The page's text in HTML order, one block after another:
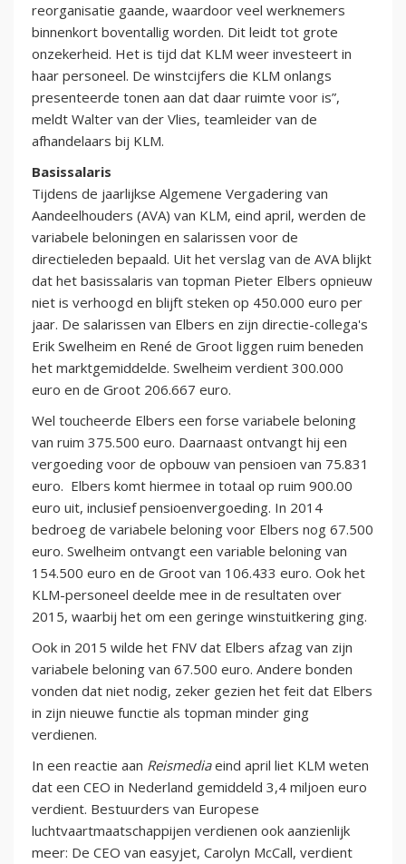
reorganisatie gaande, waardoor veel werknemers
binnenkort boventallig worden. Dit leidt tot grote
onzekerheid. Het is tijd dat KLM weer investeert in
haar personeel. De winstcijfers die KLM onlangs
presenteerde tonen aan dat daar ruimte voor is”,
meldt Walter van der Vlies, teamleider van de
afhandelaars bij KLM.
Basissalaris
Tijdens de jaarlijkse Algemene Vergadering van
Aandeelhouders (AVA) van KLM, eind april, werden de
variabele beloningen en salarissen voor de
directieleden bepaald. Uit het verslag van de AVA blijkt
dat het basissalaris van topman Pieter Elbers opnieuw
niet is verhoogd en blijft steken op 450.000 euro per
jaar. De salarissen van Elbers en zijn directie-collega's
Erik Swelheim en René de Groot liggen ruim beneden
het marktgemiddelde. Swelheim verdient 300.000
euro en de Groot 206.667 euro.
Wel toucheerde Elbers een forse variabele beloning
van ruim 375.500 euro. Daarnaast ontvangt hij een
vergoeding voor de opbouw van pensioen van 75.831
euro. Elbers komt hiermee in totaal op ruim 900.00
euro uit, inclusief pensioenvergoeding. In 2014
bedroeg de variabele beloning voor Elbers nog 67.500
euro. Swelheim ontvangt een variable beloning van
154.500 euro en de Groot van 106.433 euro. Ook het
KLM-personeel deelde mee in de resultaten over
2015, waarbij het om een geringe winstuitkering ging.
Ook in 2015 wilde het FNV dat Elbers afzag van zijn
variabele beloning van 67.500 euro. Andere bonden
vonden dat niet nodig, zeker gezien het feit dat Elbers
in zijn nieuwe functie als topman minder ging
verdienen.
In een reactie aan Reismediaeind april liet KLM weten
dat een CEO in Nederland gemiddeld 3,4 miljoen euro
verdient. Bestuurders van Europese
luchtvaartmaatschappijen verdienen ook aanzienlijk
meer: De CEO van easyjet, Carolyn McCall, verdient